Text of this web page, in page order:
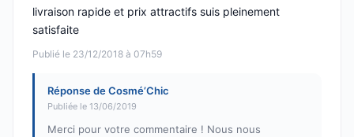
Publié le 23/12/2018 à 07h59
livraison rapide et prix attractifs suis pleinement
satisfaite
Réponse de Cosmé’Chic
Publiée le 13/06/2019
Merci pour votre commentaire ! Nous nous